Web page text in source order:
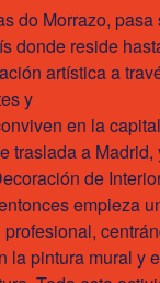
do Morrazo,
donde reside
artística a
y
en la
traslada a
de
empieza
la pintura mural y